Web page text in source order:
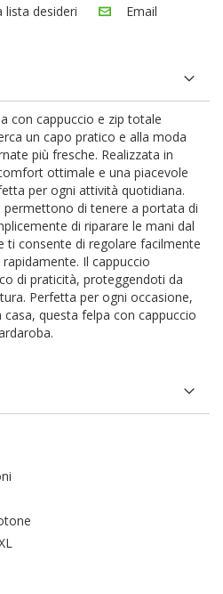
lista desideri Email
con cappuccio e zip totale
un capo pratico e alla moda
più fresche. Realizzata in
ottimale e una piacevole
per ogni attività quotidiana.
di tenere a portata di
di riparare le mani dal
ti consente di regolare facilmente
Il cappuccio
di praticità, proteggendoti da
Perfetta per ogni occasione,
questa felpa con cappuccio